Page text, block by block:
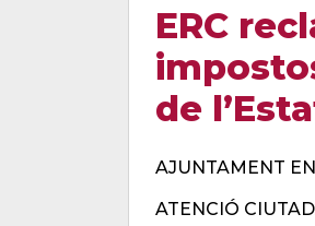
ERC
de
AJUNTAMENT
ATENCIÓ